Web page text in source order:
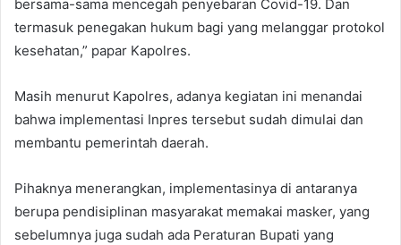
bersama-sama mencegah penyebaran Covid-19. Dan
termasuk penegakan hukum bagi yang melanggar protokol
kesehatan,” papar Kapolres.
Masih menurut Kapolres, adanya kegiatan ini menandai
bahwa implementasi Inpres tersebut sudah dimulai dan
membantu pemerintah daerah.
Pihaknya menerangkan, implementasinya di antaranya
berupa pendisiplinan masyarakat memakai masker, yang
sebelumnya juga sudah ada Peraturan Bupati yang